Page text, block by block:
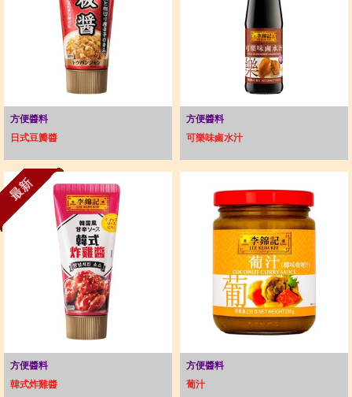
方便醬料
日式豆瓣醬
方便醬料
可樂味鹵水汁
最新
方便醬料
韓式炸雞醬
方便醬料
葡汁